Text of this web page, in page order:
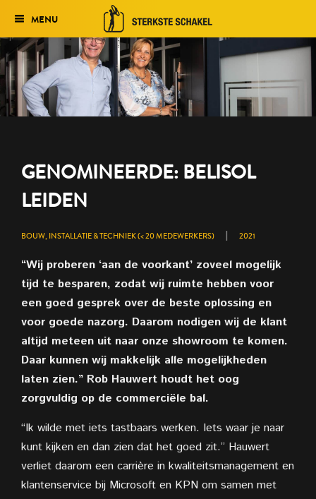
Verkiezing
Het traject
Uitslag 2026
MENU
GENOMINEERDE: BELISOL
LEIDEN
BOUW, INSTALLATIE & TECHNIEK (< 20 MEDEWERKERS) | 2021
“Wij proberen ‘aan de voorkant’ zoveel mogelijk
tijd te besparen, zodat wij ruimte hebben voor
een goed gesprek over de beste oplossing en
voor goede nazorg. Daarom nodigen wij de klant
altijd meteen uit naar onze showroom te komen.
Daar kunnen wij makkelijk alle mogelijkheden
laten zien.” Rob Hauwert houdt het oog
zorgvuldig op de commerciële bal.
“Ik wilde met iets tastbaars werken. Iets waar je naar
kunt kijken en dan zien dat het goed zit.” Hauwert
verliet daarom een carrière in kwaliteitsmanagement en
klantenservice bij Microsoft en KPN om samen met